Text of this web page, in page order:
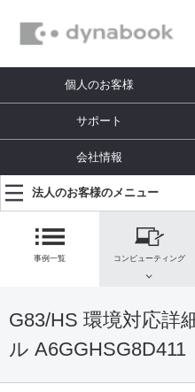
個人のお客様
サポート
会社情報
法人のお客様のメニュー
事例一覧 コンピューティング
G83/HS 環境対応詳
ル A6GGHSG8D411